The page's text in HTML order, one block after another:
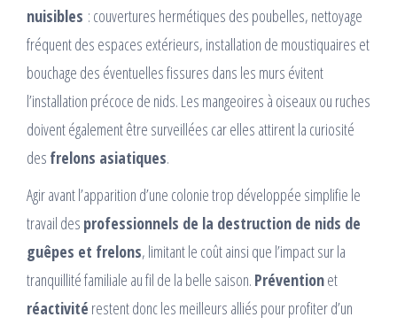
nuisibles : couvertures hermétiques des poubelles, nettoyage
fréquent des espaces extérieurs, installation de moustiquaires et
bouchage des éventuelles fissures dans les murs évitent
l’installation précoce de nids. Les mangeoires à oiseaux ou ruches
doivent également être surveillées car elles attirent la curiosité
des frelons asiatiques.
Agir avant l’apparition d’une colonie trop développée simplifie le
travail des professionnels de la destruction de nids de
guêpes et frelons, limitant le coût ainsi que l’impact sur la
tranquillité familiale au fil de la belle saison. Préventionet
réactivité restent donc les meilleurs alliés pour profiter d’un